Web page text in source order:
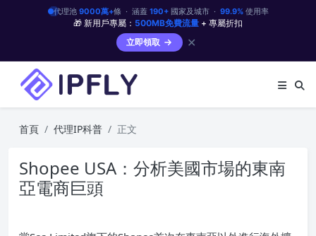
代理池 9000萬+條 · 涵蓋 190+國家及城市 · 99.9%使用率
🎁 新用戶專屬： 500MB免費流量 + 專屬折扣
立即領取
✕
首頁 代理IP科普 正文
Shopee USA：分析美國市場的東南
亞電商巨頭